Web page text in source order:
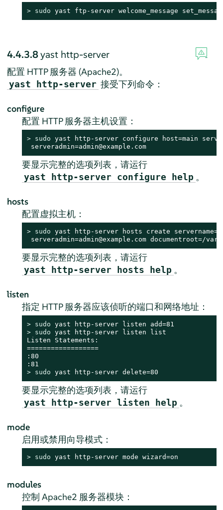
> sudo yast ftp-server welcome_message
4.4.3.8yast http-server
配置 HTTP 服务器 (Apache2)。
yast http-server 接受下列命令：
configure
配置 HTTP 服务器主机设置：
> sudo yast http-server configure host=main
serveradmin=admin@example.com
要显示完整的选项列表，请运行
yast http-server configure help 。
hosts
配置虚拟主机：
> sudo yast http-server hosts create
serveradmin=admin@example.com documentroot=/var/
要显示完整的选项列表，请运行
yast http-server hosts help 。
listen
指定 HTTP 服务器应该侦听的端口和网络地址：
> sudo
> sudo yast http-server listen list
Listen Statements:
==================
:80
> sudo yast http-server delete=80
要显示完整的选项列表，请运行
yast http-server listen help 。
mode
启用或禁用向导模式：
> sudo yast http-server mode wizard=on
modules
控制 Apache2 服务器模块：